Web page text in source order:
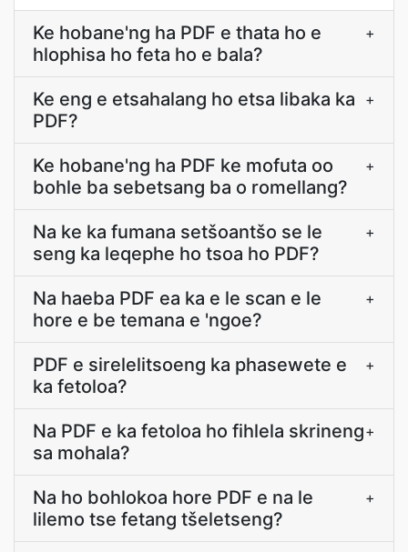
Ke hobane'ng ha PDF e thata ho e
hlophisa ho feta ho e bala?
+
Ke eng e etsahalang ho etsa libaka ka
PDF?
+
Ke hobane'ng ha PDF ke mofuta oo
bohle ba sebetsang ba o romellang?
+
Na ke ka fumana setšoantšo se le
seng ka leqephe ho tsoa ho PDF?
+
Na haeba PDF ea ka e le scan e le
hore e be temana e 'ngoe?
+
PDF e sirelelitsoeng ka phasewete e
ka fetoloa?
+
Na PDF e ka fetoloa ho fihlela skrineng
sa mohala?
+
Na ho bohlokoa hore PDF e na le
lilemo tse fetang tšeletseng?
+